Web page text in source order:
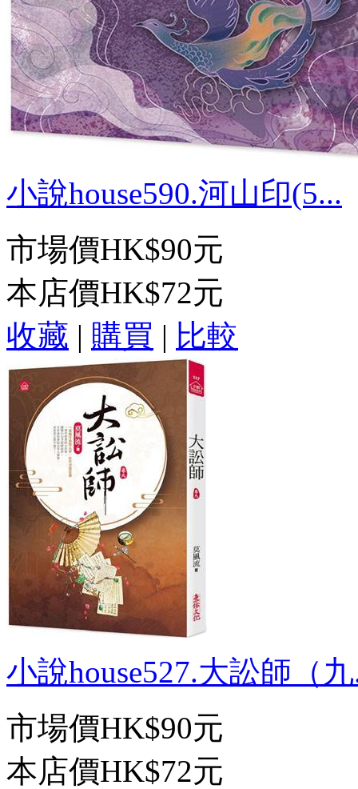
小說house590.河山印(5...
市場價HK$90元
本店價HK$72元
收藏 | 購買 | 比較
小說house527.大訟師（
市場價HK$90元
本店價HK$72元